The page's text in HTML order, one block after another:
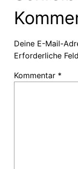
Deine E-Mail-
Erforderliche
Kommentar *